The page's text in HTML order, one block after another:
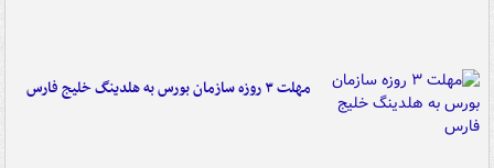
مهلت ۳ روزه سازمان بورس به هلدینگ خلیج فارس